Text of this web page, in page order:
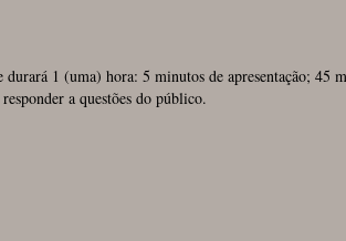
durará 1 (uma) hora: 5 minutos de apresentação; 45
a questões do público.